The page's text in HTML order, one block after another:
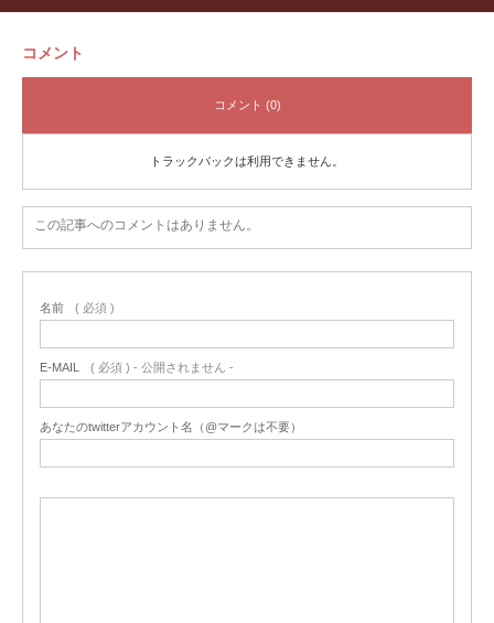
コメント
コメント (0)
トラックバックは利用できません。
この記事へのコメントはありません。
名前 ( 必須 )
E-MAIL ( 必須 ) - 公開されません -
あなたのtwitterアカウント名（@マークは不要）